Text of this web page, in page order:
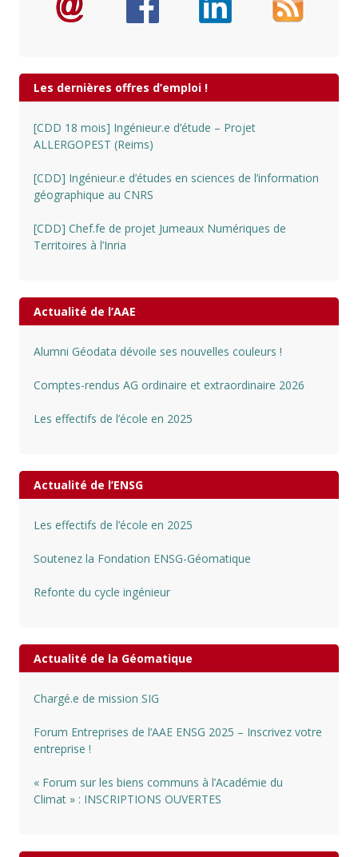
Les dernières offres d’emploi !
[CDD 18 mois] Ingénieur.e d’étude – Projet
ALLERGOPEST (Reims)
[CDD] Ingénieur.e d’études en sciences de l’information
géographique au CNRS
[CDD] Chef.fe de projet Jumeaux Numériques de
Territoires à l’Inria
Actualité de l’AAE
Alumni Géodata dévoile ses nouvelles couleurs !
Comptes-rendus AG ordinaire et extraordinaire 2026
Les effectifs de l’école en 2025
Actualité de l’ENSG
Les effectifs de l’école en 2025
Soutenez la Fondation ENSG-Géomatique
Refonte du cycle ingénieur
Actualité de la Géomatique
Chargé.e de mission SIG
Forum Entreprises de l’AAE ENSG 2025 – Inscrivez votre
entreprise !
« Forum sur les biens communs à l’Académie du
Climat » : INSCRIPTIONS OUVERTES